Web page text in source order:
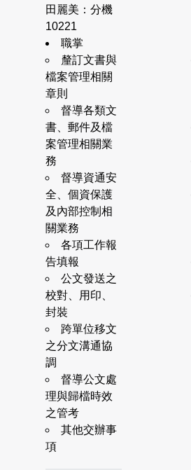
田麗美：分機
10221
職掌
釐訂文書與
檔案管理相關
章則
督導各類文
書、郵件及檔
案管理相關業
務
督導資通安
全、個資保護
及內部控制相
關業務
各項工作報
告填報
公文發送之
校對、用印、
封裝
跨單位移文
之分文溝通協
調
督導公文處
理與歸檔時效
之管考
其他交辦事
項